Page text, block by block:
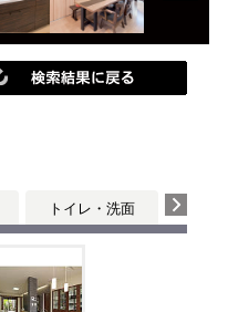
トイレ・洗面